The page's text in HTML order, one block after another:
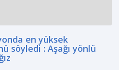
en yüksek
söyledi : Aşağı yönlü